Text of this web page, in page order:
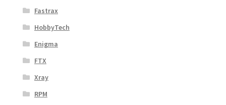
Fastrax
HobbyTech
Enigma
FTX
Xray
RPM